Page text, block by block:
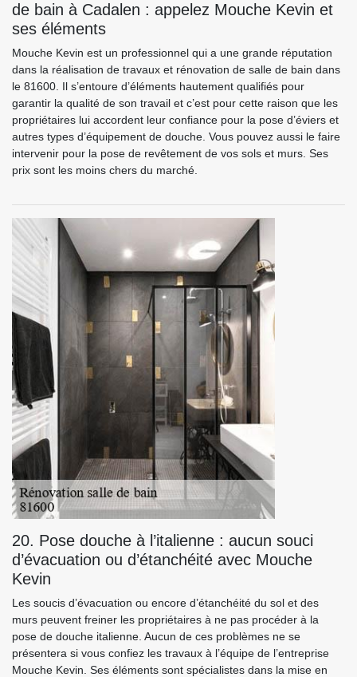
de bain à Cadalen : appelez Mouche Kevin et
ses éléments
Mouche Kevin est un professionnel qui a une grande réputation
dans la réalisation de travaux et rénovation de salle de bain dans
le 81600. Il s’entoure d’éléments hautement qualifiés pour
garantir la qualité de son travail et c’est pour cette raison que les
propriétaires lui accordent leur confiance pour la pose d’éviers et
autres types d’équipement de douche. Vous pouvez aussi le faire
intervenir pour la pose de revêtement de vos sols et murs. Ses
prix sont les moins chers du marché.
20. Pose douche à l’italienne : aucun souci
d’évacuation ou d’étanchéité avec Mouche
Kevin
Les soucis d’évacuation ou encore d’étanchéité du sol et des
murs peuvent freiner les propriétaires à ne pas procéder à la
pose de douche italienne. Aucun de ces problèmes ne se
présentera si vous confiez les travaux à l’équipe de l’entreprise
Mouche Kevin. Ses éléments sont spécialistes dans la mise en